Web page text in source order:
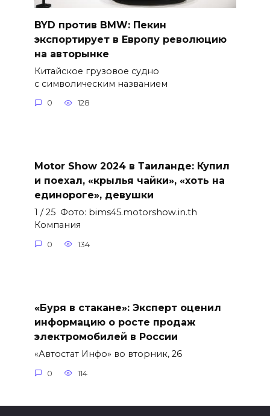
BYD против BMW: Пекин
экспортирует в Европу революцию
на авторынке
Китайское грузовое судно
с символическим названием
0 128
Motor Show 2024 в Таиланде: Купил
и поехал, «крылья чайки», «хоть на
единороге», девушки
1 / 25 Фото: bims45.motorshow.in.th
Компания
0 134
«Буря в стакане»: Эксперт оценил
информацию о росте продаж
электромобилей в России
«Автостат Инфо» во вторник, 26
0 114